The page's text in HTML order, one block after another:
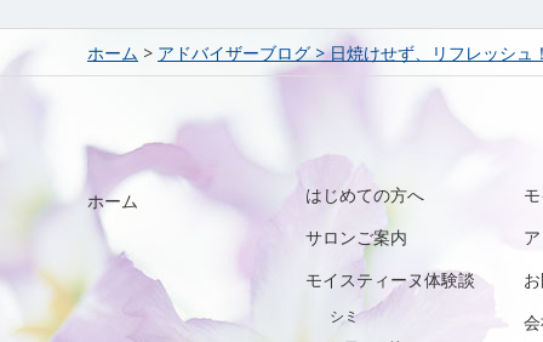
ホーム > アドバイザーブログ >日焼けせず、リフレッシュ
ホーム
はじめての方へ
サロンご案内
モイスティーヌ体験談
シミ